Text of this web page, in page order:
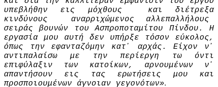
υπεβλήθην εις μόχθους και διέτρεξα
κινδύνους αναρριχώμενος αλλεπαλλήλους
σειράς βουνών του Ασπροποταμίτου Πίνδου. Η
ερ­γασία μου αυτή δεν υπήρξε τόσον εύκολος,
όπως την εφανταζόμην κατ᾽ αρχάς. Είχον ν᾽
αντιπαλαίσω με την περίεργη τω όντι
επιφύλαξιν των κατοίκων, αρνουμένων ν᾽
απαντήσουν εις τας ερωτήσεις μου και
προσποιουμένων άγνοιαν γεγονότων».